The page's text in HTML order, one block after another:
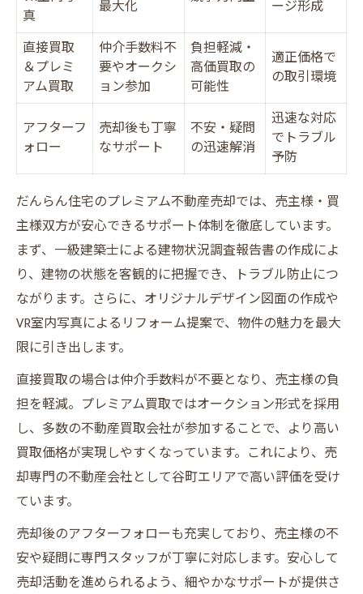
真
最大化
ージ形成
直接買取
＆プレミ
アム買取
仲介手数料不
要やオークシ
ョン参加
負担軽減・
高価買取の
可能性
適正価格で
の取引環境
アフターフ
ォロー
売却後も丁寧
なサポート
不安・疑問
の迅速解消
迅速な対応
でトラブル
予防
だんらん住宅のプレミアム不動産売却では、売主様・買
主様双方が安心できるサポート体制を徹底しています。
まず、一級建築士による建物状況調査報告書の作成によ
り、建物の状態を客観的に把握でき、トラブル防止につ
ながります。さらに、オリジナルデザイン図面の作成や
VR室内写真によるリフォーム提案で、物件の魅力を最大
限に引き出します。
直接買取の場合は仲介手数料が不要となり、売主様の負
担を軽減。プレミアム買取ではオークション形式を採用
し、多数の不動産買取会社が参加することで、より高い
買取価格が実現しやすくなっています。これにより、売
却専門の不動産会社として谷町エリアで高い評価を受け
ています。
売却後のアフターフォローも充実しており、売主様の不
安や疑問に専門スタッフが丁寧に対応します。安心して
売却活動を進められるよう、細やかなサポートが提供さ